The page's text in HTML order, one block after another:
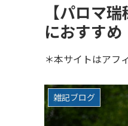
【パロマ
におすすめ
＊本サイトはアフ
雑記ブログ